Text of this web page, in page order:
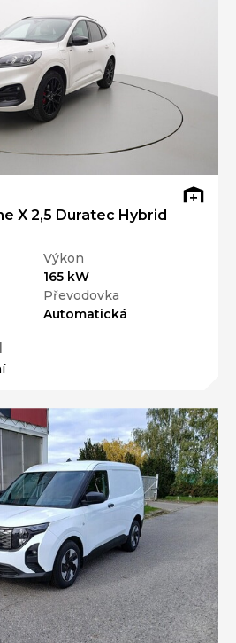
X 2,5 Duratec Hybrid
Výkon
165 kW
Převodovka
Automatická